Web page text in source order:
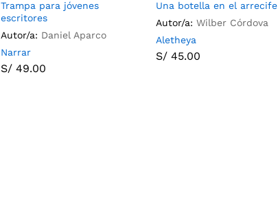
Trampa para jóvenes
escritores
Autor/a: Daniel Aparco
Narrar
S/ 49.00
Una botella en el arrecife
Autor/a: Wilber Córdova
Aletheya
S/ 45.00